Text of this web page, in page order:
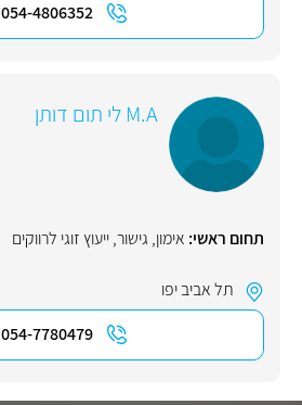
054-4806352
M.A לי תום דותן
תחום ראשי: אימון, גישור,ייעוץ זוגי לרווקים
תל אביב יפו
054-7780479